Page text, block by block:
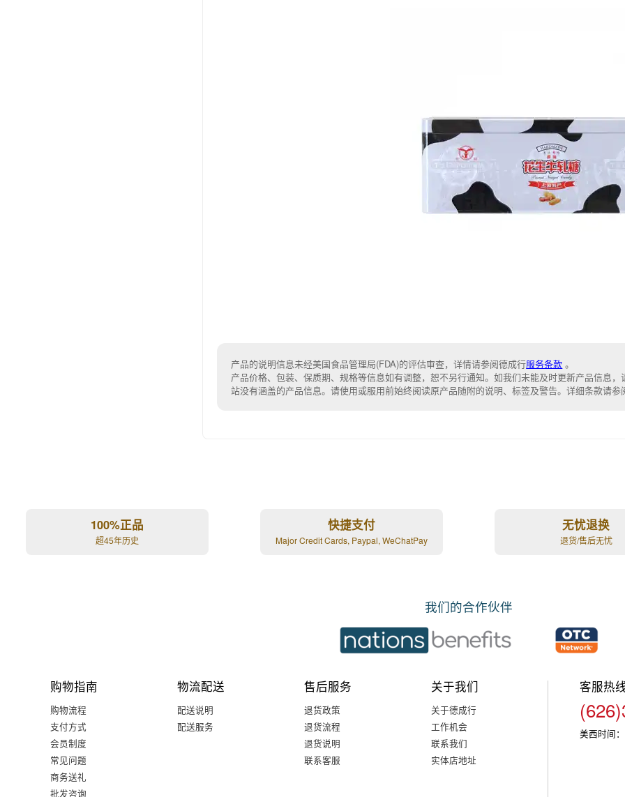
产品的说明信息未经美国食品管理局(FDA)的评估审查，详情请参阅德成行服务条款 。
产品价格、包装、保质期、规格等信息如有调整，恕不另行通知。如我们未能及时更新产品信息
站没有涵盖的产品信息。请使用或服用前始终阅读原产品随附的说明、标签及警告。详细条款请
100%正品
超45年历史
快捷支付
Major Credit Cards, Paypal, WeChatPay
无忧退换
退货/售后无忧
我们的合作伙伴
购物指南
购物流程
支付方式
会员制度
常见问题
商务送礼
批发咨询
物流配送
配送说明
配送服务
售后服务
退货政策
退货流程
退货说明
联系客服
关于我们
关于德成行
工作机会
联系我们
实体店地址
客服热
美西时间：